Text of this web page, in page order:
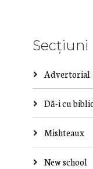
Secțiuni
Advertorial
Dă-i cu
Mishteaux
New school